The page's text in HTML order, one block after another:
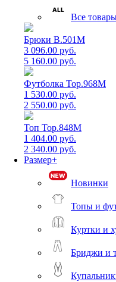
Все
Брюки B.501M
3 096.00 руб.
5 160.00 руб.
Футболка Top.968M
1 530.00 руб.
2 550.00 руб.
Топ Top.848M
1 404.00 руб.
2 340.00 руб.
Размер+
Новинки
Топы и
Куртки и
Бриджи и